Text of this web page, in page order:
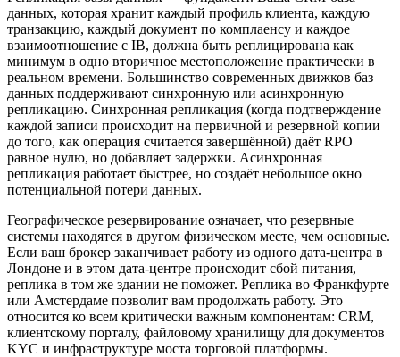
данных, которая хранит каждый профиль клиента, каждую
транзакцию, каждый документ по комплаенсу и каждое
взаимоотношение с IB, должна быть реплицирована как
минимум в одно вторичное местоположение практически в
реальном времени. Большинство современных движков баз
данных поддерживают синхронную или асинхронную
репликацию. Синхронная репликация (когда подтверждение
каждой записи происходит на первичной и резервной копии
до того, как операция считается завершённой) даёт RPO
равное нулю, но добавляет задержки. Асинхронная
репликация работает быстрее, но создаёт небольшое окно
потенциальной потери данных.
Географическое резервирование означает, что резервные
системы находятся в другом физическом месте, чем основные.
Если ваш брокер заканчивает работу из одного дата-центра в
Лондоне и в этом дата-центре происходит сбой питания,
реплика в том же здании не поможет. Реплика во Франкфурте
или Амстердаме позволит вам продолжать работу. Это
относится ко всем критически важным компонентам: CRM,
клиентскому порталу, файловому хранилищу для документов
KYC и инфраструктуре моста торговой платформы.